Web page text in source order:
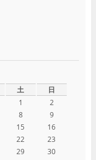
土
日
1
2
8
9
15
16
22
23
29
30